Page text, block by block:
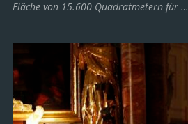
Fläche von 15.600 Quadratmetern für …